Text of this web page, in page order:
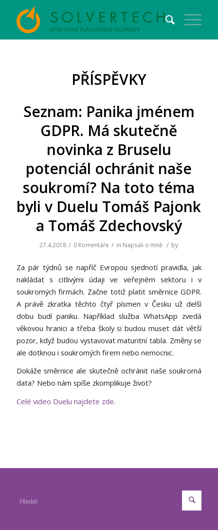
PŘÍSPĚVKY
Seznam: Panika jménem
GDPR. Má skutečně
novinka z Bruselu
potenciál ochránit naše
soukromí? Na toto téma
byli v Duelu Tomáš Pajonk
a Tomáš Zdechovský
27.4.2018 / 0 Komentáře / in Napsali o mně / by
Za pár týdnů se napříč Evropou sjednotí pravidla, jak
nakládat s citlivými údaji ve veřejném sektoru i v
soukromých firmách. Začne totiž platit směrnice GDPR.
A právě zkratka těchto čtyř písmen v Česku už delší
dobu budí paniku. Například služba WhatsApp zvedá
věkovou hranici a třeba školy si budou muset dát větší
pozor, když budou vystavovat maturitní tabla. Změny se
ale dotknou i soukromých firem nebo nemocnic.
Dokáže směrnice ale skutečně ochránit naše soukromá
data? Nebo nám spíše zkomplikuje život?
Celé video Duelu najdete zde.